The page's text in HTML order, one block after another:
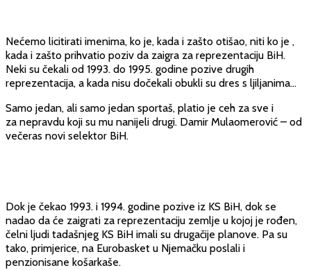
Nećemo licitirati imenima, ko je, kada i zašto otišao, niti ko je ,
kada i zašto prihvatio poziv da zaigra za reprezentaciju BiH.
Neki su čekali od 1993. do 1995. godine pozive drugih
reprezentacija, a kada nisu dočekali obukli su dres s ljiljanima…
Samo jedan, ali samo jedan sportaš, platio je ceh za sve i
za nepravdu koji su mu nanijeli drugi. Damir Mulaomerović – od
večeras novi selektor BiH.
Dok je čekao 1993. i 1994. godine pozive iz KS BiH, dok se
nadao da će zaigrati za reprezentaciju zemlje u kojoj je rođen,
čelni ljudi tadašnjeg KS BiH imali su drugačije planove. Pa su
tako, primjerice, na Eurobasket u Njemačku poslali i
penzionisane košarkaše.